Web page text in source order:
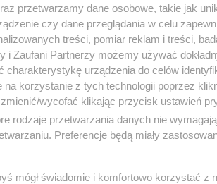
przetwarzamy dane osobowe, takie jak
czy dane przeglądania w celu
treści, pomiar reklam i treści,
i Zaufani Partnerzy możemy używać
urządzenia do celów
korzystanie z tych technologii poprzez
wycofać klikając przycisk ustawień
rodzaje przetwarzania danych nie
Preferencje będą miały
mógł świadomie i komfortowo korzystać z